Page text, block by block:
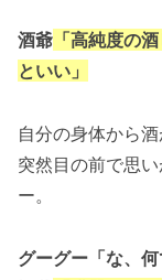
酒爺 「高純度の
といい」
自分の身体から
突然目の前で思
ー。
グーグー「な、何